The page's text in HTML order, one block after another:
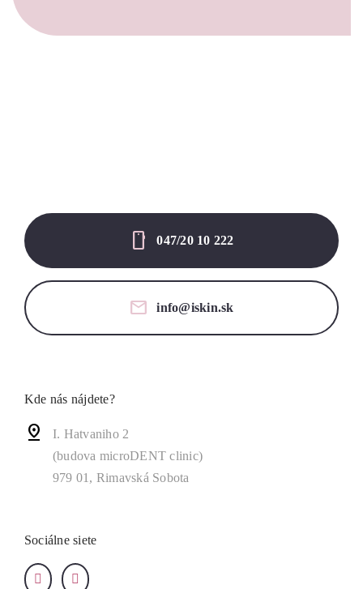
mobile 047/20 10 222
mail info@iskin.sk
Kde nás nájdete?
I. Hatvaniho 2
(budova microDENT clinic)
979 01, Rimavská Sobota
Sociálne siete